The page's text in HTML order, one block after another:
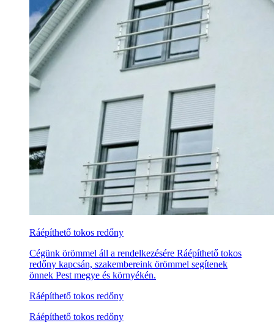
Ráépíthető tokos redőny
Cégünk örömmel áll a rendelkezésére Ráépíthető tokos
redőny kapcsán, szakembereink örömmel segítenek
önnek Pest megye és környékén.
Ráépíthető tokos redőny
Ráépíthető tokos redőny